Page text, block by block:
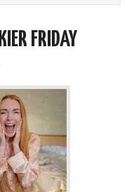
FRIDAY